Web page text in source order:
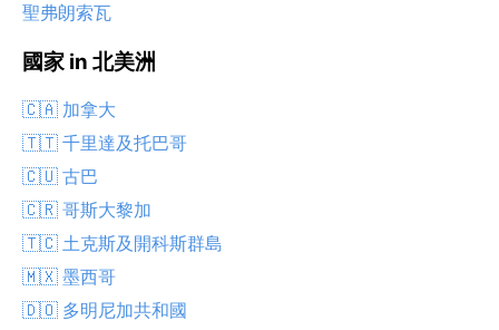
聖弗朗索瓦
國家 in 北美洲
🇨🇦 加拿大
🇹🇹 千里達及托巴哥
🇨🇺 古巴
🇨🇷 哥斯大黎加
🇹🇨 土克斯及開科斯群島
🇲🇽 墨西哥
🇩🇴 多明尼加共和國